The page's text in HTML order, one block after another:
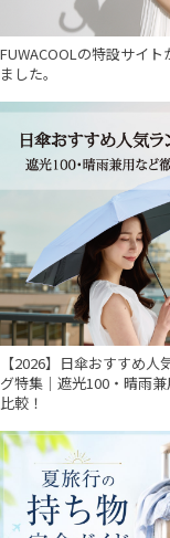
件
FUWACOOLの特設サイト
ました。
【2026】日傘おすすめ人
グ特集｜遮光100・晴雨
比較！